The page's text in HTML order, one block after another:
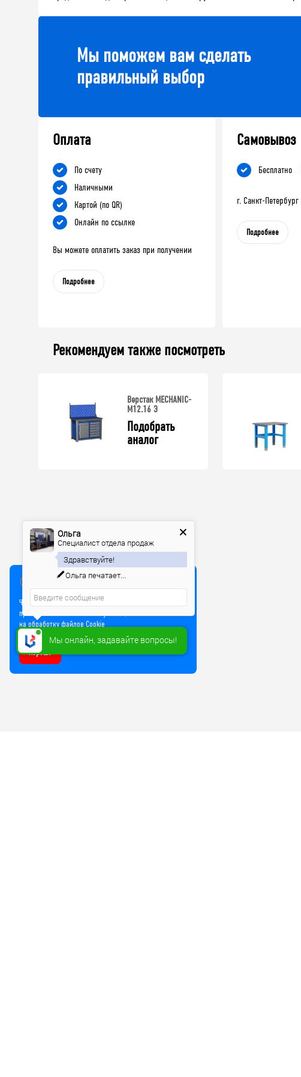
Мы поможем вам сделать
правильный выбор
Оплата
По счету
Наличными
Картой (по QR)
Онлайн по ссылке
Вы можете оплатить заказ при получении
Подробнее
Самовывоз
Бесплатно
г. Санкт-
Подробнее
Рекомендуем также посмотреть
Верстак MECHANIC-
М12.16 Э
Подобрать
аналог
Мы используем куки
Чтобы улучшить работу сайта, мы используем Cookie и
прочие технологии. Используя сайт, вы соглашаетесь
на обработку файлов Cookie
Хорошо
Мы онлайн, задавайте вопросы!
Ольга
Специалист отдела продаж
Здравствуйте!
Ольга печатает...